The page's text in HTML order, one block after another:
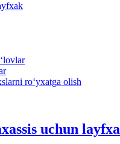
roʻyхatga olish
uchun